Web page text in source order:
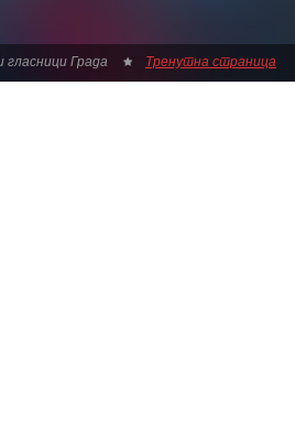
гласници Града Тренутна страница